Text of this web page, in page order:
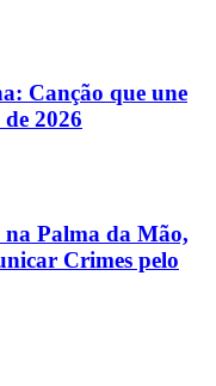
Canção que une
2026
Palma da Mão,
Crimes pelo